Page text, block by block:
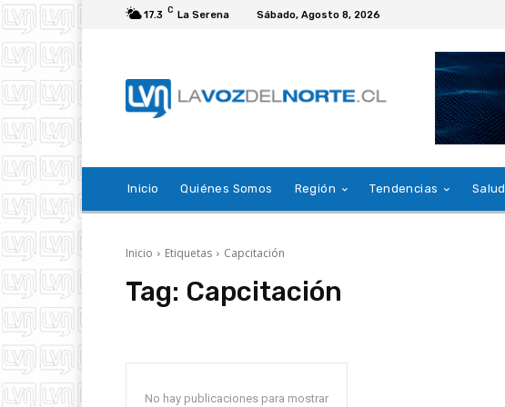
17.3 C La Serena Sábado, Agosto 8, 2026
Inicio Quiénes Somos Región Tendencias Salud
Inicio Etiquetas Capcitación
Tag: Capcitación
No hay publicaciones para mostrar